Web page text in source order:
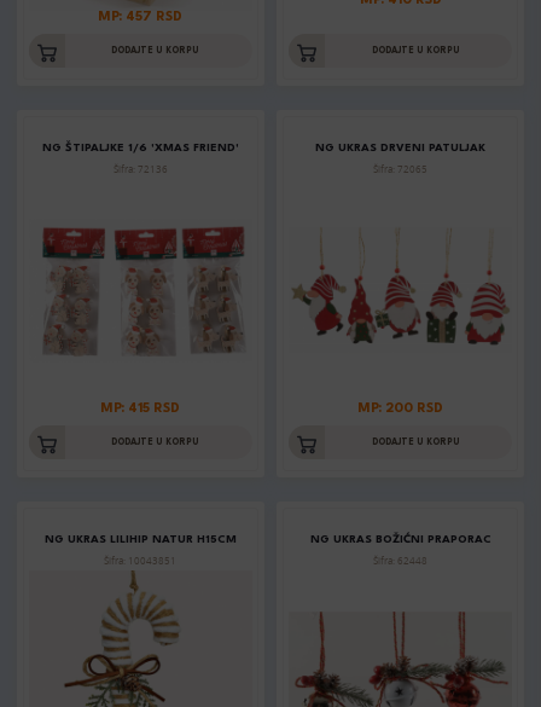
MP: 457 RSD
DODAJTE U KORPU DODAJTE U KORPU
NG ŠTIPALJKE 1/6 'XMAS FRIEND'
Šifra: 72136
MP: 415 RSD
DODAJTE U KORPU
NG UKRAS DRVENI PATULJAK
Šifra: 72065
MP: 200 RSD
DODAJTE U KORPU
NG UKRAS LILIHIP NATUR H15CM
Šifra: 10043851
NG UKRAS BOŽIĆNI PRAPORAC
Šifra: 62448